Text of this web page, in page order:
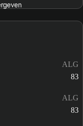
ALG
83
ALG
83